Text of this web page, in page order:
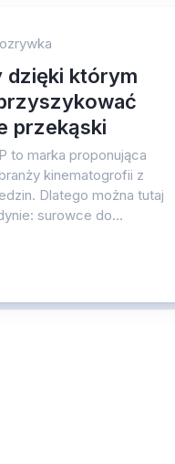
dzięki którym
przekąski
to marka proponująca
kinematogrofii z
Dlatego można tutaj
surowce do...